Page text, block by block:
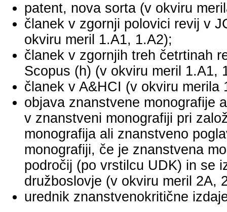
patent, nova sorta (v okviru
članek v zgornji polovici revij v
okviru meril 1.A1, 1.A2);
članek v zgornjih treh četrtinah
Scopus (h) (v okviru meril 1.A1,
članek v A&HCI (v okviru merila
objava znanstvene monografije
v znanstveni monografiji pri
monografija ali znanstveno
monografiji, če je znanstvena
področij (po vrstilcu UDK) in se
družboslovje (v okviru meril 2A,
urednik znanstvenokritične